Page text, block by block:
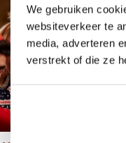
We gebruiken
websiteverkeer te
media, adverteren
verstrekt of die ze